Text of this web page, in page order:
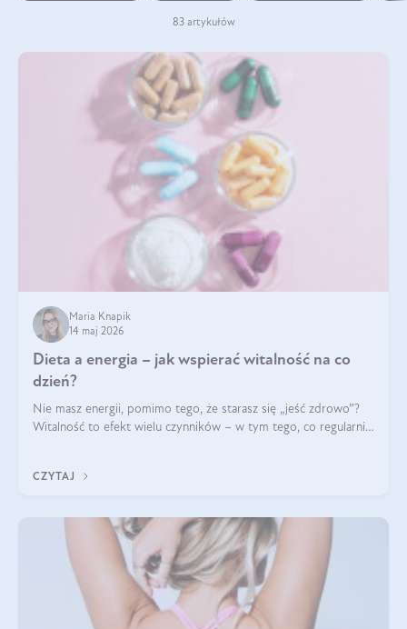
83 artykułów
Maria Knapik
14 maj 2026
Dieta a energia – jak wspierać witalność na co
dzień?
Nie masz energii, pomimo tego, że starasz się „jeść zdrowo”?
Witalność to efekt wielu czynników – w tym tego, co regularnie
CZYTAJ